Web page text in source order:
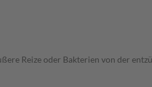
Reize oder Bakterien von der